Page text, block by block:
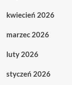
kwiecień 2026
marzec 2026
luty 2026
styczeń 2026